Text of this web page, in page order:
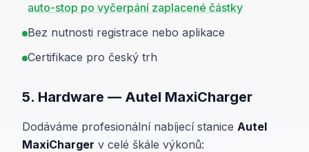
auto-stop po vyčerpání zaplacené částky
Bez nutnosti registrace nebo aplikace
Certifikace pro český trh
5. Hardware — Autel MaxiCharger
Dodáváme profesionální nabíjecí stanice Autel
MaxiCharger v celé škále výkonů: